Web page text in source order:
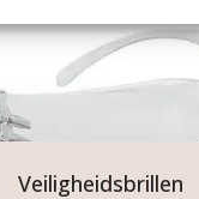
Veiligheidsbrillen